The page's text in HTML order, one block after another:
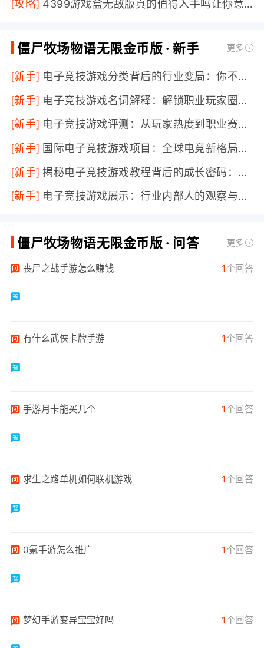
的巨bug5、取消右上角钻石红点提醒6、增加僵尸补抓完成
[攻略] 4399游戏盒无敌版真的值得入手吗让你意想不到的体验大揭秘！
僵尸牧场物语无限金币版 · 新手 更多
[新手] 电子竞技游戏分类背后的行业变局：你不知道的分层世界
[新手] 电子竞技游戏名词解释：解锁职业玩家圈内真相
[新手] 电子竞技游戏评测：从玩家热度到职业赛场，2025年的真实现状大揭秘
[新手] 国际电子竞技游戏项目：全球电竞新格局背后的机遇与挑战
[新手] 揭秘电子竞技游戏教程背后的成长密码：新手到高玩只差这一步
[新手] 电子竞技游戏展示：行业内部人的观察与洞见
僵尸牧场物语无限金币版 · 问答 更多
丧尸之战手游怎么赚钱 1 个回答
有什么武侠卡牌手游 1 个回答
手游月卡能买几个 1 个回答
求生之路单机如何联机游戏 1 个回答
0氪手游怎么推广 1 个回答
梦幻手游变异宝宝好吗 1 个回答